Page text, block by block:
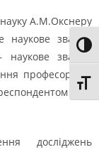
науку А.М.Окснеру
наукове звання
наукове звання
професора. У
НАН
досліджень